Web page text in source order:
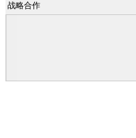
战略合作